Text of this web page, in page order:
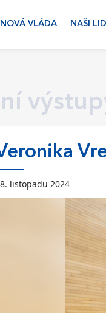
VLÁDA NAŠI
listopadu 2024